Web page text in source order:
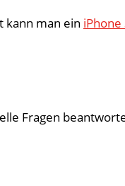
kann man ein iPhone
Fragen